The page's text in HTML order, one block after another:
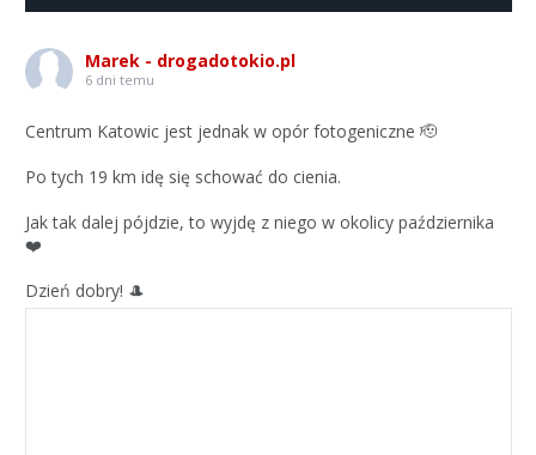
Marek - drogadotokio.pl
6 dni temu
Centrum Katowic jest jednak w opór fotogeniczne 🫡
Po tych 19 km idę się schować do cienia.
Jak tak dalej pójdzie, to wyjdę z niego w okolicy października
❤️
Dzień dobry! 🎩